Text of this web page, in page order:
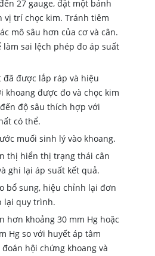
27 gauge, đặt một bánh
vị trí chọc kim. Tránh tiêm
mô sâu hơn của cơ và cân.
làm sai lệch phép đo áp suất
đã được lắp ráp và hiệu
khoang được đo và chọc kim
độ sâu thích hợp với
có thể.
muối sinh lý vào khoang.
thị hiển thị trạng thái cân
ghi lại áp suất kết quả.
bổ sung, hiệu chỉnh lại đơn
lại quy trình.
hơn khoảng 30 mm Hg hoặc
Hg so với huyết áp tâm
hội chứng khoang và